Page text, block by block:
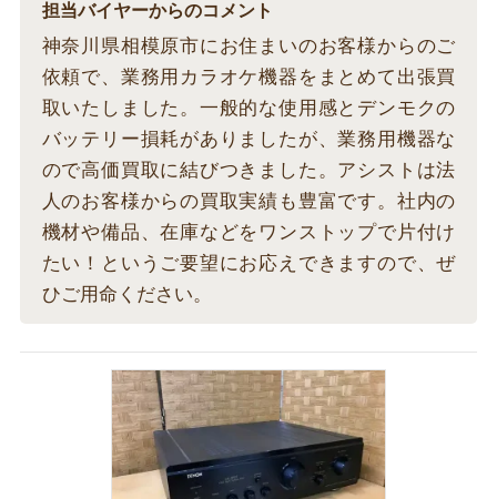
担当バイヤーからのコメント
神奈川県相模原市にお住まいのお客様からのご
依頼で、業務用カラオケ機器をまとめて出張買
取いたしました。一般的な使用感とデンモクの
バッテリー損耗がありましたが、業務用機器な
ので高価買取に結びつきました。アシストは法
人のお客様からの買取実績も豊富です。社内の
機材や備品、在庫などをワンストップで片付け
たい！というご要望にお応えできますので、ぜ
ひご用命ください。